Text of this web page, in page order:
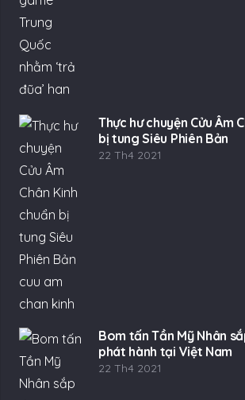
Thực hư chuyện Cửu Âm
bị tung Siêu Phiên Bản
22 Th4 2021
Bom tấn Tần Mỹ Nhân
phát hành tại Việt Nam
22 Th4 2021